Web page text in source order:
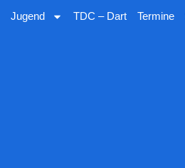
Jugend TDC – Dart Termine